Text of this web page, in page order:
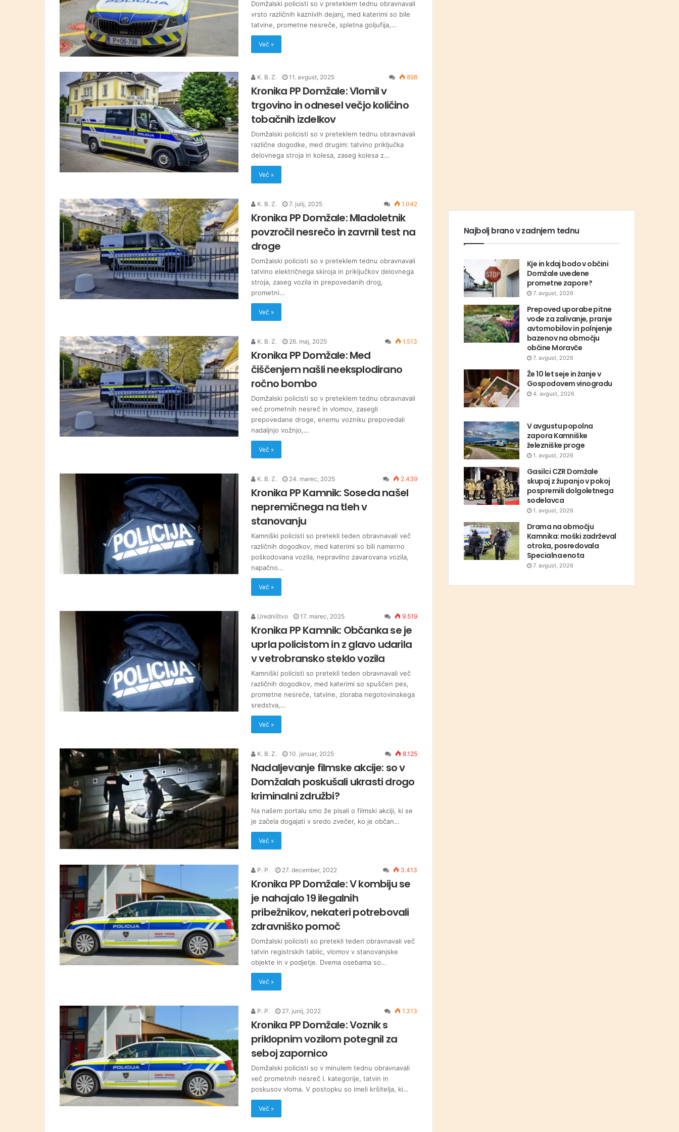
Domžalski policisti so v preteklem tednu obravnavali
vrsto različnih kaznivih dejanj, med katerimi so bile
tatvine, prometne nesreče, spletna goljufija,…
Več »
K. B. Z. 11. avgust, 2025 898
Kronika PP Domžale: Vlomil v
trgovino in odnesel večjo količino
tobačnih izdelkov
Domžalski policisti so v preteklem tednu obravnavali
različne dogodke, med drugim: tatvino priključka
delovnega stroja in kolesa, zaseg kolesa z…
Več »
K. B. Z. 7. julij, 2025 1.042
Kronika PP Domžale: Mladoletnik
povzročil nesrečo in zavrnil test na
droge
Domžalski policisti so v preteklem tednu obravnavali
tatvino električnega skiroja in priključkov delovnega
stroja, zaseg vozila in prepovedanih drog,
prometni…
Več »
K. B. Z. 26. maj, 2025 1.513
Kronika PP Domžale: Med
čiščenjem našli neeksplodirano
ročno bombo
Domžalski policisti so v preteklem tednu obravnavali
več prometnih nesreč in vlomov, zasegli
prepovedane droge, enemu vozniku prepovedali
nadaljnjo vožnjo,…
Več »
K. B. Z. 24. marec, 2025 2.439
Kronika PP Kamnik: Soseda našel
nepremičnega na tleh v
stanovanju
Kamniški policisti so pretekli teden obravnavali več
različnih dogodkov, med katerimi so bili namerno
poškodovana vozila, nepravilno zavarovana vozila,
napačno…
Več »
Uredništvo 17. marec, 2025 9.519
Kronika PP Kamnik: Občanka se je
uprla policistom in z glavo udarila
v vetrobransko steklo vozila
Kamniški policisti so pretekli teden obravnavali več
različnih dogodkov, med katerimi so spuščen pes,
prometne nesreče, tatvine, zloraba negotovinskega
sredstva,…
Več »
K. B. Z. 10. januar, 2025 8.125
Nadaljevanje filmske akcije: so v
Domžalah poskušali ukrasti drogo
kriminalni združbi?
Na našem portalu smo že pisali o filmski akciji, ki se
je začela dogajati v sredo zvečer, ko je občan…
Več »
P. P. 27. december, 2022 3.413
Kronika PP Domžale: V kombiju se
je nahajalo 19 ilegalnih
pribežnikov, nekateri potrebovali
zdravniško pomoč
Domžalski policisti so pretekli teden obravnavali več
tatvin registrskih tablic, vlomov v stanovanjske
objekte in v podjetje. Dvema osebama so…
Več »
P. P. 27. junij, 2022 1.313
Kronika PP Domžale: Voznik s
priklopnim vozilom potegnil za
seboj zapornico
Domžalski policisti so v minulem tednu obravnavali
več prometnih nesreč I. kategorije, tatvin in
poskusov vloma. V postopku so imeli kršitelja, ki…
Več »
Najbolj brano v zadnjem tednu
Kje in kdaj bodo v občini
Domžale uvedene
prometne zapore?
7. avgust, 2026
Prepoved uporabe pitne
vode za zalivanje, pranje
avtomobilov in polnjenje
bazenov na območju
občine Moravče
7. avgust, 2026
Že 10 let seje in žanje v
Gospodovem vinogradu
4. avgust, 2026
V avgustu popolna
zapora Kamniške
železniške proge
1. avgust, 2026
Gasilci CZR Domžale
skupaj z županjo v pokoj
pospremili dolgoletnega
sodelavca
1. avgust, 2026
Drama na območju
Kamnika: moški zadrževal
otroka, posredovala
Specialna enota
7. avgust, 2026